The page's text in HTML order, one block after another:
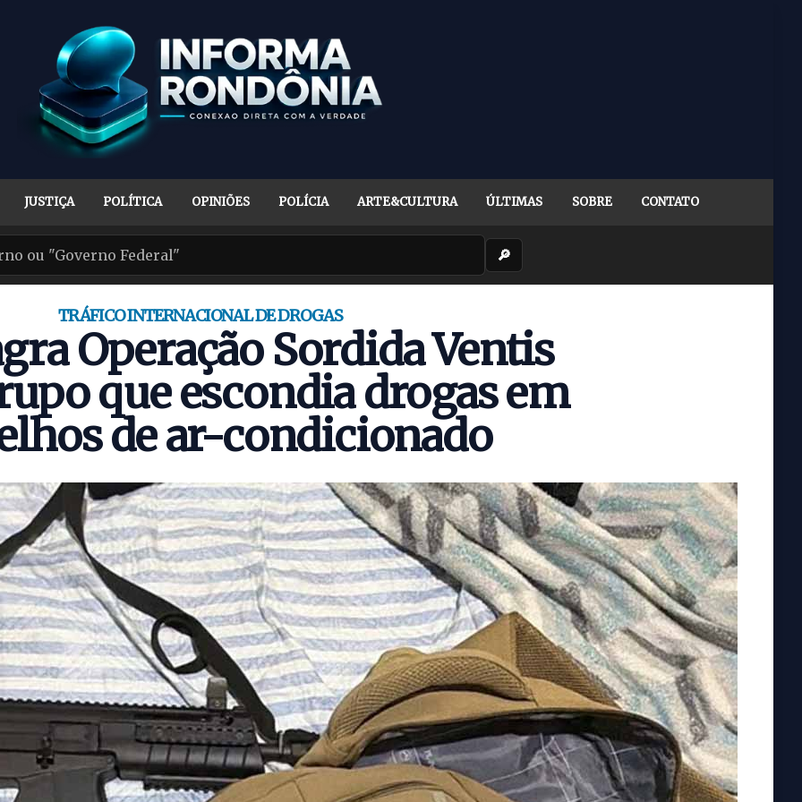
JUSTIÇA POLÍTICA OPINIÕES POLÍCIA ARTE&CULTURA ÚLTIMAS SOBRE CONTATO
🔎
TRÁFICO INTERNACIONAL DE DROGAS
Operação Sordida Ventis
que escondia drogas em
de ar-condicionado